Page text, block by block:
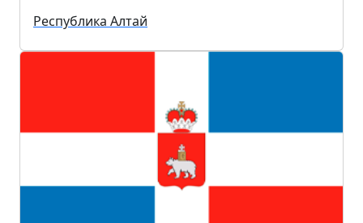
Республика Алтай